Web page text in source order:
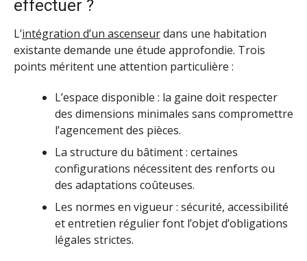
effectuer ?
L’intégration d’un ascenseurdans une habitation
existante demande une étude approfondie. Trois
points méritent une attention particulière :
L’espace disponible : la gaine doit respecter
des dimensions minimales sans compromettre
l’agencement des pièces.
La structure du bâtiment : certaines
configurations nécessitent des renforts ou
des adaptations coûteuses.
Les normes en vigueur : sécurité, accessibilité
et entretien régulier font l’objet d’obligations
légales strictes.